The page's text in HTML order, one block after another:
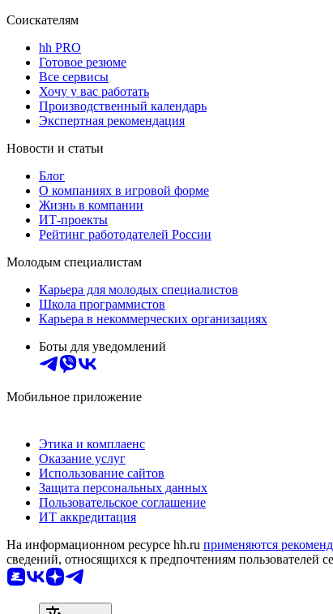
Соискателям
hh PRO
Готовое резюме
Все сервисы
Хочу у вас работать
Производственный календарь
Экспертная рекомендация
Новости и статьи
Блог
О компаниях в игровой форме
Жизнь в компании
ИТ-проекты
Рейтинг работодателей России
Молодым специалистам
Карьера для молодых специалистов
Школа программистов
Карьера в некоммерческих организациях
Боты для уведомлений
Мобильное приложение
Этика и комплаенс
Оказание услуг
Использование сайтов
Защита персональных данных
Пользовательское соглашение
ИТ аккредитация
На информационном ресурсе hh.ru применяются
сведений, относящихся к предпочтениям пользователей